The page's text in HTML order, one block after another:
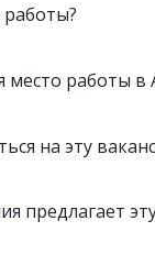
место работы
на эту
предлагает